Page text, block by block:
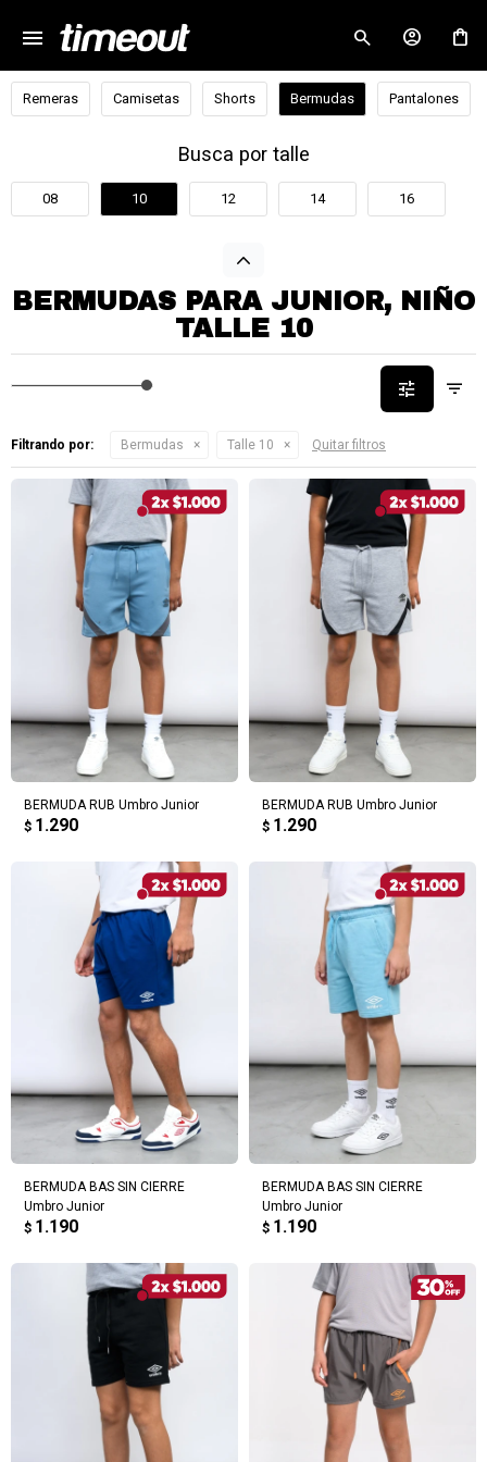
menu
Remeras Camisetas Shorts Bermudas Pantalones
Busca por talle
08 10 12 14 16
BERMUDAS PARA JUNIOR, NIÑO
TALLE 10
Filtrando por: Bermudas Talle 10 Quitar filtros
BERMUDA RUB Umbro Junior
$ 1.290
BERMUDA RUB Umbro Junior
$ 1.290
BERMUDA BAS SIN CIERRE
Umbro Junior
$ 1.190
BERMUDA BAS SIN CIERRE
Umbro Junior
$ 1.190